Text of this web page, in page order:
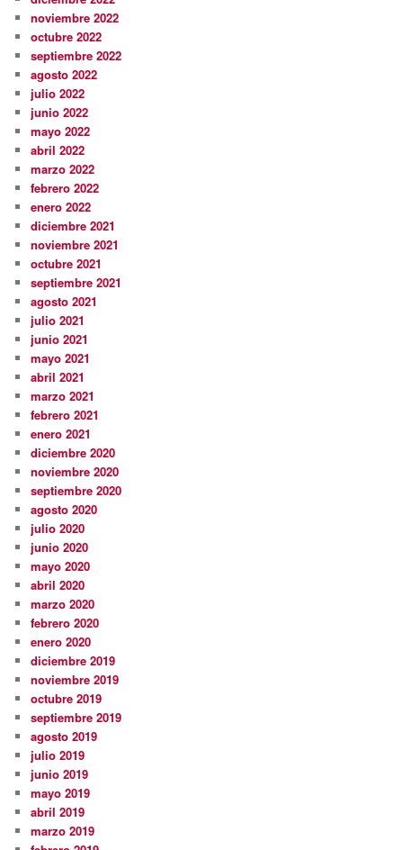
noviembre 2022
octubre 2022
septiembre 2022
agosto 2022
julio 2022
junio 2022
mayo 2022
abril 2022
marzo 2022
febrero 2022
enero 2022
diciembre 2021
noviembre 2021
octubre 2021
septiembre 2021
agosto 2021
julio 2021
junio 2021
mayo 2021
abril 2021
marzo 2021
febrero 2021
enero 2021
diciembre 2020
noviembre 2020
septiembre 2020
agosto 2020
julio 2020
junio 2020
mayo 2020
abril 2020
marzo 2020
febrero 2020
enero 2020
diciembre 2019
noviembre 2019
octubre 2019
septiembre 2019
agosto 2019
julio 2019
junio 2019
mayo 2019
abril 2019
marzo 2019